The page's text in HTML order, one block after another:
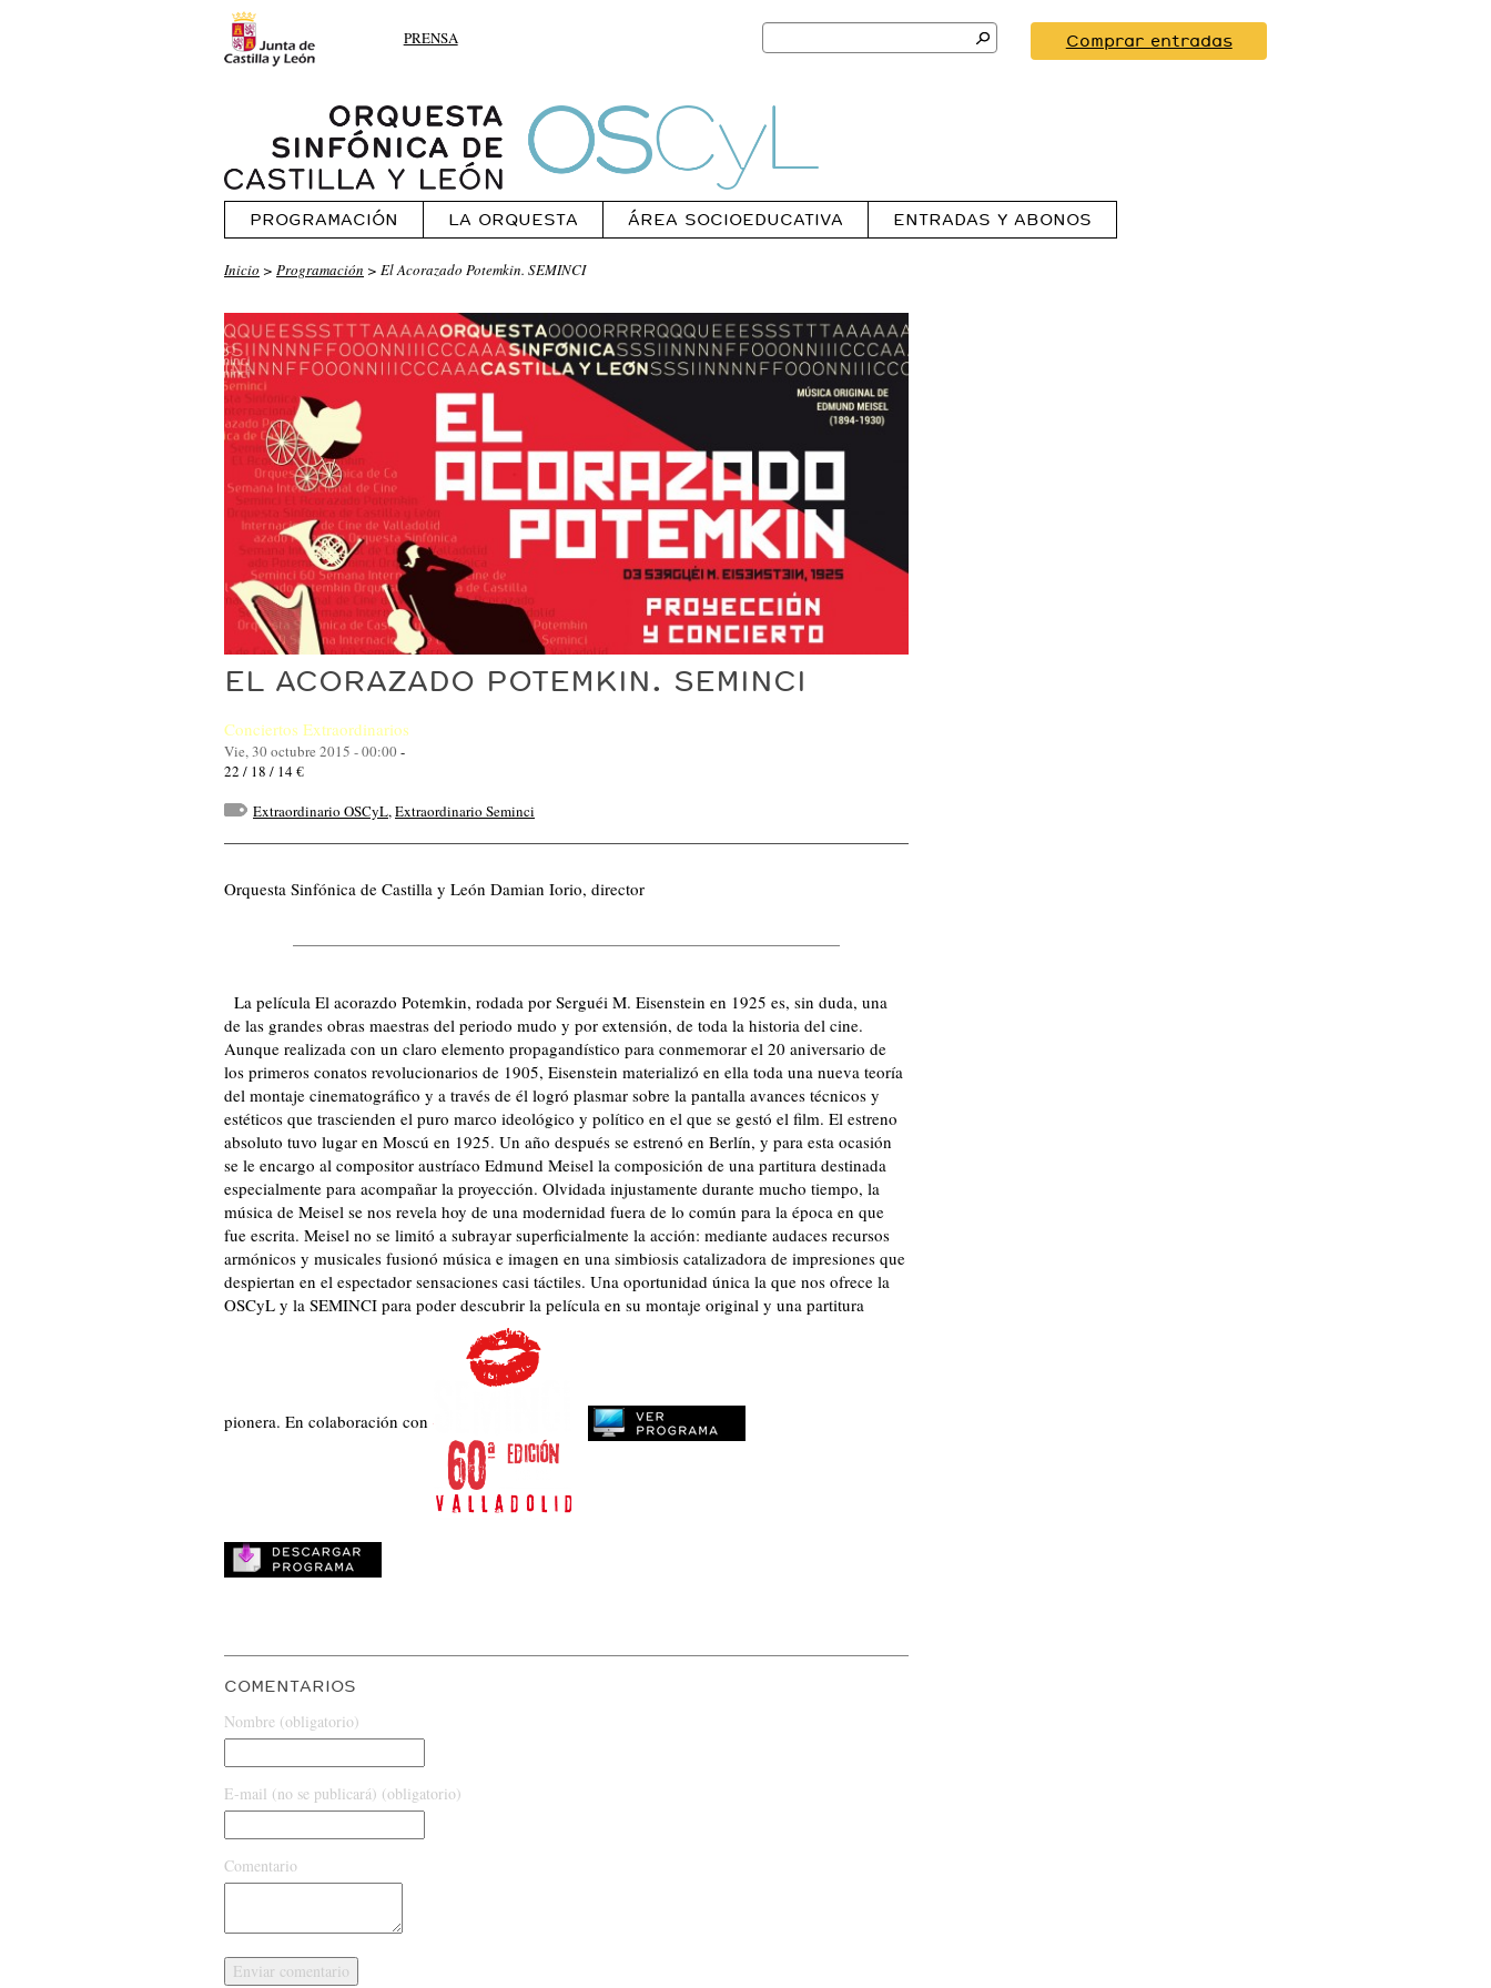
PRENSA
Search
for:
Comprar entradas
PROGRAMACIÓN LA ORQUESTA ÁREA SOCIOEDUCATIVA ENTRADAS Y ABONOS
Inicio > Programación > El Acorazado Potemkin. SEMINCI
EL ACORAZADO POTEMKIN. SEMINCI
Conciertos Extraordinarios
Vie, 30 octubre 2015 - 00:00-
22 / 18 / 14 €
Extraordinario OSCyL,Extraordinario Seminci
Orquesta Sinfónica de Castilla y León Damian Iorio, director
La película El acorazdo Potemkin, rodada por Serguéi M. Eisenstein en 1925 es, sin duda, una
de las grandes obras maestras del periodo mudo y por extensión, de toda la historia del cine.
Aunque realizada con un claro elemento propagandístico para conmemorar el 20 aniversario de
los primeros conatos revolucionarios de 1905, Eisenstein materializó en ella toda una nueva teoría
del montaje cinematográfico y a través de él logró plasmar sobre la pantalla avances técnicos y
estéticos que trascienden el puro marco ideológico y político en el que se gestó el film. El estreno
absoluto tuvo lugar en Moscú en 1925. Un año después se estrenó en Berlín, y para esta ocasión
se le encargo al compositor austríaco Edmund Meisel la composición de una partitura destinada
especialmente para acompañar la proyección. Olvidada injustamente durante mucho tiempo, la
música de Meisel se nos revela hoy de una modernidad fuera de lo común para la época en que
fue escrita. Meisel no se limitó a subrayar superficialmente la acción: mediante audaces recursos
armónicos y musicales fusionó música e imagen en una simbiosis catalizadora de impresiones que
despiertan en el espectador sensaciones casi táctiles. Una oportunidad única la que nos ofrece la
OSCyL y la SEMINCI para poder descubrir la película en su montaje original y una partitura
pionera. En colaboración con
COMENTARIOS
Nombre (obligatorio)
E-mail (no se publicará) (obligatorio)
Comentario